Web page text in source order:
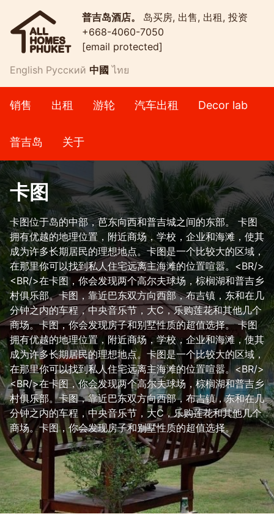
普吉岛酒店。 岛买房, 出售, 出租, 投资
+668-4060-7050
[email protected]
English Русский 中國 ไทย
销售 出租 游轮 汽车出租 Decor lab
普吉岛 关于
卡图
卡图位于岛的中部，芭东向西和普吉城之间的东部。 卡图
拥有优越的地理位置，附近商场，学校，企业和海滩，使其
成为许多长期居民的理想地点。卡图是一个比较大的区域，
在那里你可以找到私人住宅远离主海滩的位置喧嚣。<BR/>
<BR/>在卡图，你会发现两个高尔夫球场，棕榈湖和普吉乡
村俱乐部。卡图，靠近巴东双方向西部，布吉镇，东和在几
分钟之内的车程，中央音乐节，大C，乐购莲花和其他几个
商场。卡图，你会发现房子和别墅性质的超值选择。 卡图
拥有优越的地理位置，附近商场，学校，企业和海滩，使其
成为许多长期居民的理想地点。卡图是一个比较大的区域，
在那里你可以找到私人住宅远离主海滩的位置喧嚣。<BR/>
<BR/>在卡图，你会发现两个高尔夫球场，棕榈湖和普吉乡
村俱乐部。卡图，靠近巴东双方向西部，布吉镇，东和在几
分钟之内的车程，中央音乐节，大C，乐购莲花和其他几个
商场。卡图，你会发现房子和别墅性质的超值选择。